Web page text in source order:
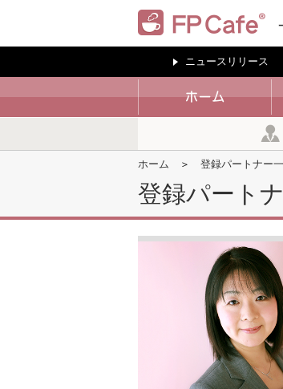
ニュースリリース
ホーム 登録パートナー
登録パート